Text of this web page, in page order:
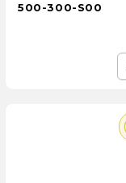
500-300-S00